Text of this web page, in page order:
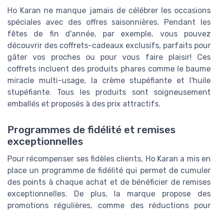
Ho Karan ne manque jamais de célébrer les occasions
spéciales avec des offres saisonnières. Pendant les
fêtes de fin d'année, par exemple, vous pouvez
découvrir des coffrets-cadeaux exclusifs, parfaits pour
gâter vos proches ou pour vous faire plaisir! Ces
coffrets incluent des produits phares comme le baume
miracle multi-usage, la crème stupéfiante et l'huile
stupéfiante. Tous les produits sont soigneusement
emballés et proposés à des prix attractifs.
Programmes de fidélité et remises
exceptionnelles
Pour récompenser ses fidèles clients, Ho Karan a mis en
place un programme de fidélité qui permet de cumuler
des points à chaque achat et de bénéficier de remises
exceptionnelles. De plus, la marque propose des
promotions régulières, comme des réductions pour